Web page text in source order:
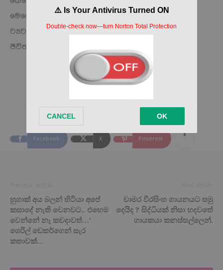
මෙහෙයුම්වලදී අනාවරණය වූයේ එය ඉතාමත්
ව්‍යවසනකාරී ලෙස පුපුරා ගොස් මගීන් 05දෙනාගේම
ජීවිත අහිමි වූ බවයි.
Facebook X Pinterest
හුගාක් අය බලන් හිටියා අපේ
කසාදේ නැති වෙනවට.. එහෙම
වෙන්නේ නෑ කවදාවත්…’
ශෙරිල් ඩෙකර්ගෙන් සැර
කතාවක්…
චාමර වීරසිංහ ගායනයට සමු
දෙයිද ? සිද්ධියක් නිසා හදවතේ
ගායකයා කනස්සල්ලෙන්.